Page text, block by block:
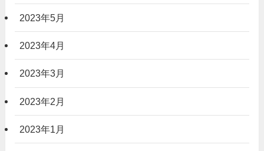
2023年5月
2023年4月
2023年3月
2023年2月
2023年1月